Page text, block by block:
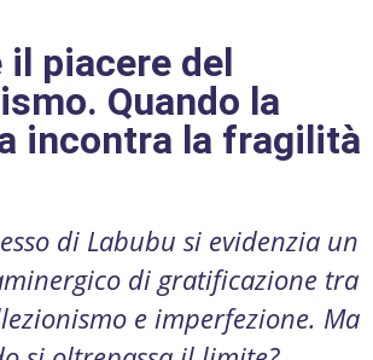
il piacere del
Quando la
incontra la fragilità
di Labubu si evidenzia un
di gratificazione tra
e imperfezione. Ma